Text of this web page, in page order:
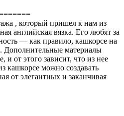
, который пришел к нам из
английская вязка. Его любят за
— как правило, кашкорсе на
Дополнительные материалы
и от этого зависит, что из нее
можно создавать
от элегантных и заканчивая